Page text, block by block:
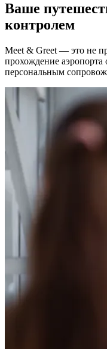
Ваше
контролем
Meet & Greet — это не
прохождение аэропорта
персональным